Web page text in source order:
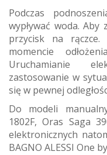
Podczas
wypływać woda.
przycisk na
momencie
Uruchamianie
zastosowanie w
się w pewnej
Do modeli
1802F, Oras Saga
elektronicznych
BAGNO ALESSI One